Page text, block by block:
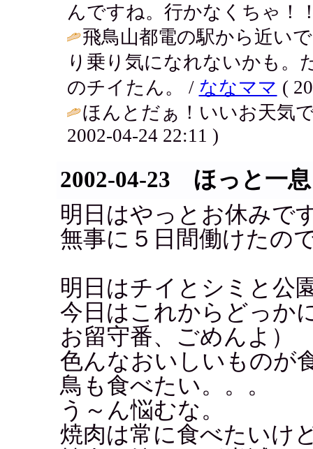
んですね。行かなくちゃ！
飛鳥山都電の駅から近い
り乗り気になれないかも。
のチイたん。 / ななママ (
ほんとだぁ！いいお天気
2002-04-24 22:11 )
2002-04-23 ほっと一息
明日はやっとお休みで
無事に５日間働けたの
明日はチイとシミと公
今日はこれからどっか
お留守番、ごめんよ）
色んなおいしいものが
鳥も食べたい。。。
う～ん悩むな。
焼肉は常に食べたいけ